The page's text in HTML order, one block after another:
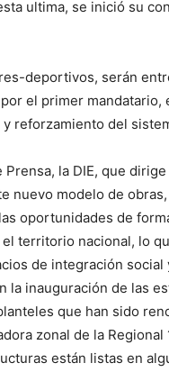
ultima, se inició su
deportivos, serán
el primer
reforzamiento del
Prensa, la DIE, que
nuevo modelo de
oportunidades de
territorio nacional, lo
de integración
la inauguración de las
que han sido
zonal de la
están listas en